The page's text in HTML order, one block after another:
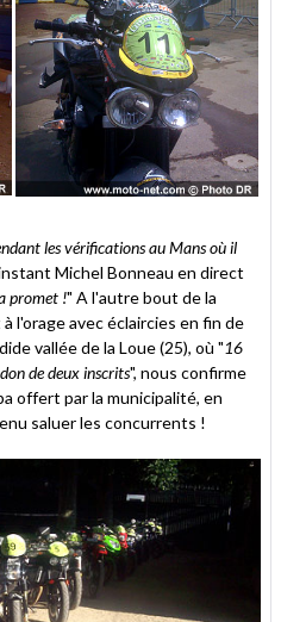
les vérifications au Mans où il
Michel Bonneau en direct
promet !" A l'autre bout de la
l'orage avec éclaircies en fin de
vallée de la Loue (25), où "16
de deux inscrits", nous confirme
offert par la municipalité, en
saluer les concurrents !